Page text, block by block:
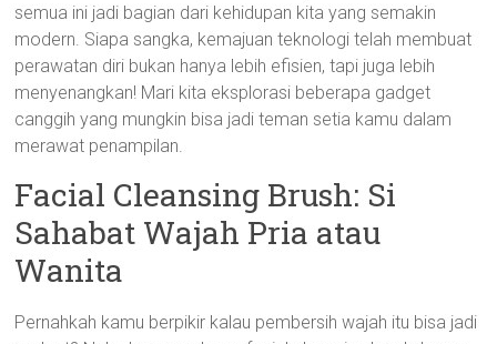
semua ini jadi bagian dari kehidupan kita yang semakin
modern. Siapa sangka, kemajuan teknologi telah membuat
perawatan diri bukan hanya lebih efisien, tapi juga lebih
menyenangkan! Mari kita eksplorasi beberapa gadget
canggih yang mungkin bisa jadi teman setia kamu dalam
merawat penampilan.
Facial Cleansing Brush: Si
Sahabat Wajah Pria atau
Wanita
Pernahkah kamu berpikir kalau pembersih wajah itu bisa jadi